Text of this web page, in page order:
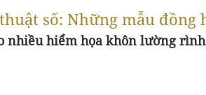
số: Những mẫu đồng
nhiều hiểm họa khôn lường